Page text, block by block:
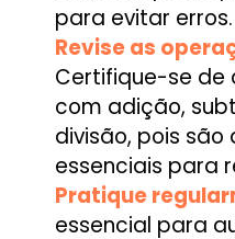
para evitar erros.
Revise as
Certifique-se de
com adição,
divisão, pois
essenciais para
Pratique
essencial para